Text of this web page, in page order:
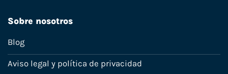
Sobre nosotros
Blog
Aviso legal y política de privacidad